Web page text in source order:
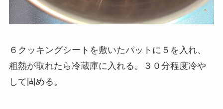
６クッキングシートを敷いたパットに５を入れ、
粗熱が取れたら冷蔵庫に入れる。３０分程度冷や
して固める。